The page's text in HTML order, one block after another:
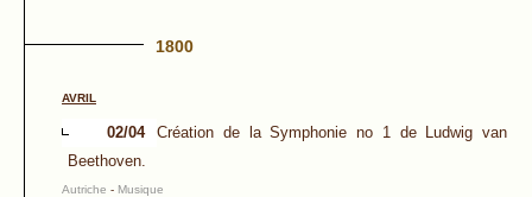
1800
AVRIL
02/04
Création de la Symphonie no 1 de Ludwig van
Beethoven.
Autriche - Musique